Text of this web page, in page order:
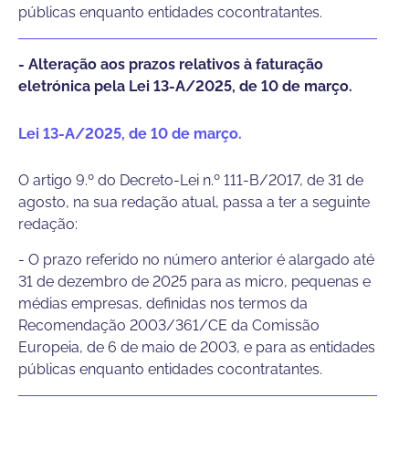
públicas enquanto entidades cocontratantes.
- Alteração aos prazos relativos à faturação
eletrónica pela Lei 13-A/2025, de 10 de março.
Lei 13-A/2025, de 10 de março.
O artigo 9.º do Decreto-Lei n.º 111-B/2017, de 31 de
agosto, na sua redação atual, passa a ter a seguinte
redação:
- O prazo referido no número anterior é alargado até
31 de dezembro de 2025 para as micro, pequenas e
médias empresas, definidas nos termos da
Recomendação 2003/361/CE da Comissão
Europeia, de 6 de maio de 2003, e para as entidades
públicas enquanto entidades cocontratantes.